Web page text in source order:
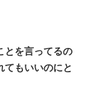
とを言ってるの
てもいいのにと